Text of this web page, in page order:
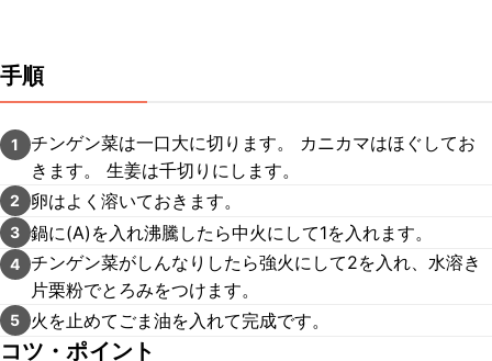
手順
1
チンゲン菜は一口大に切ります。 カニカマはほぐしてお
きます。 生姜は千切りにします。
2 卵はよく溶いておきます。
3 鍋に(A)を入れ沸騰したら中火にして1を入れます。
4 チンゲン菜がしんなりしたら強火にして2を入れ、水溶き
片栗粉でとろみをつけます。
5 火を止めてごま油を入れて完成です。
コツ・ポイント